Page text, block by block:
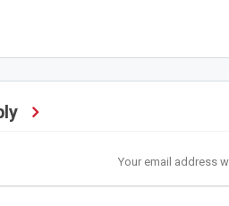
Your email address